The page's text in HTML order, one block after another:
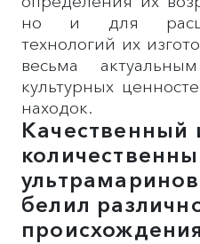
но и для
технологий их
весьма
культурных
находок.
Качественный
белил